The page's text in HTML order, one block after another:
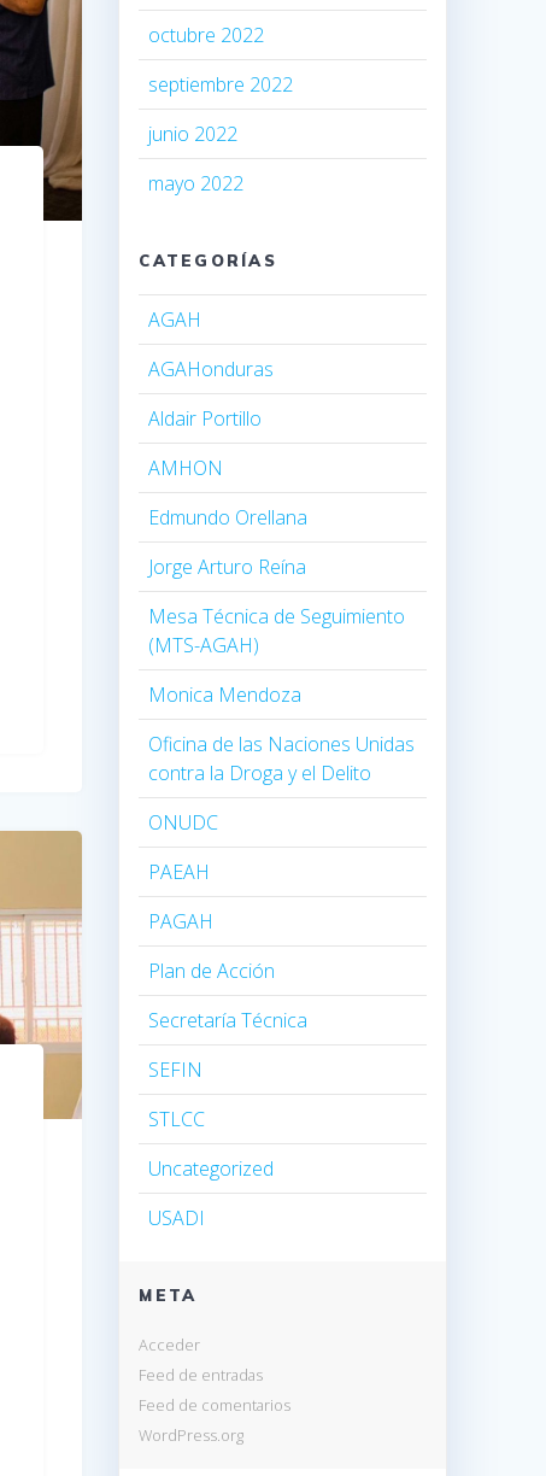
octubre 2022
septiembre 2022
junio 2022
mayo 2022
CATEGORÍAS
AGAH
AGAHonduras
Aldair Portillo
AMHON
Edmundo Orellana
Jorge Arturo Reína
Mesa Técnica de Seguimiento
(MTS-AGAH)
Monica Mendoza
Oficina de las Naciones Unidas
contra la Droga y el Delito
ONUDC
PAEAH
PAGAH
Plan de Acción
Secretaría Técnica
SEFIN
STLCC
Uncategorized
USADI
META
Acceder
Feed de entradas
Feed de comentarios
WordPress.org